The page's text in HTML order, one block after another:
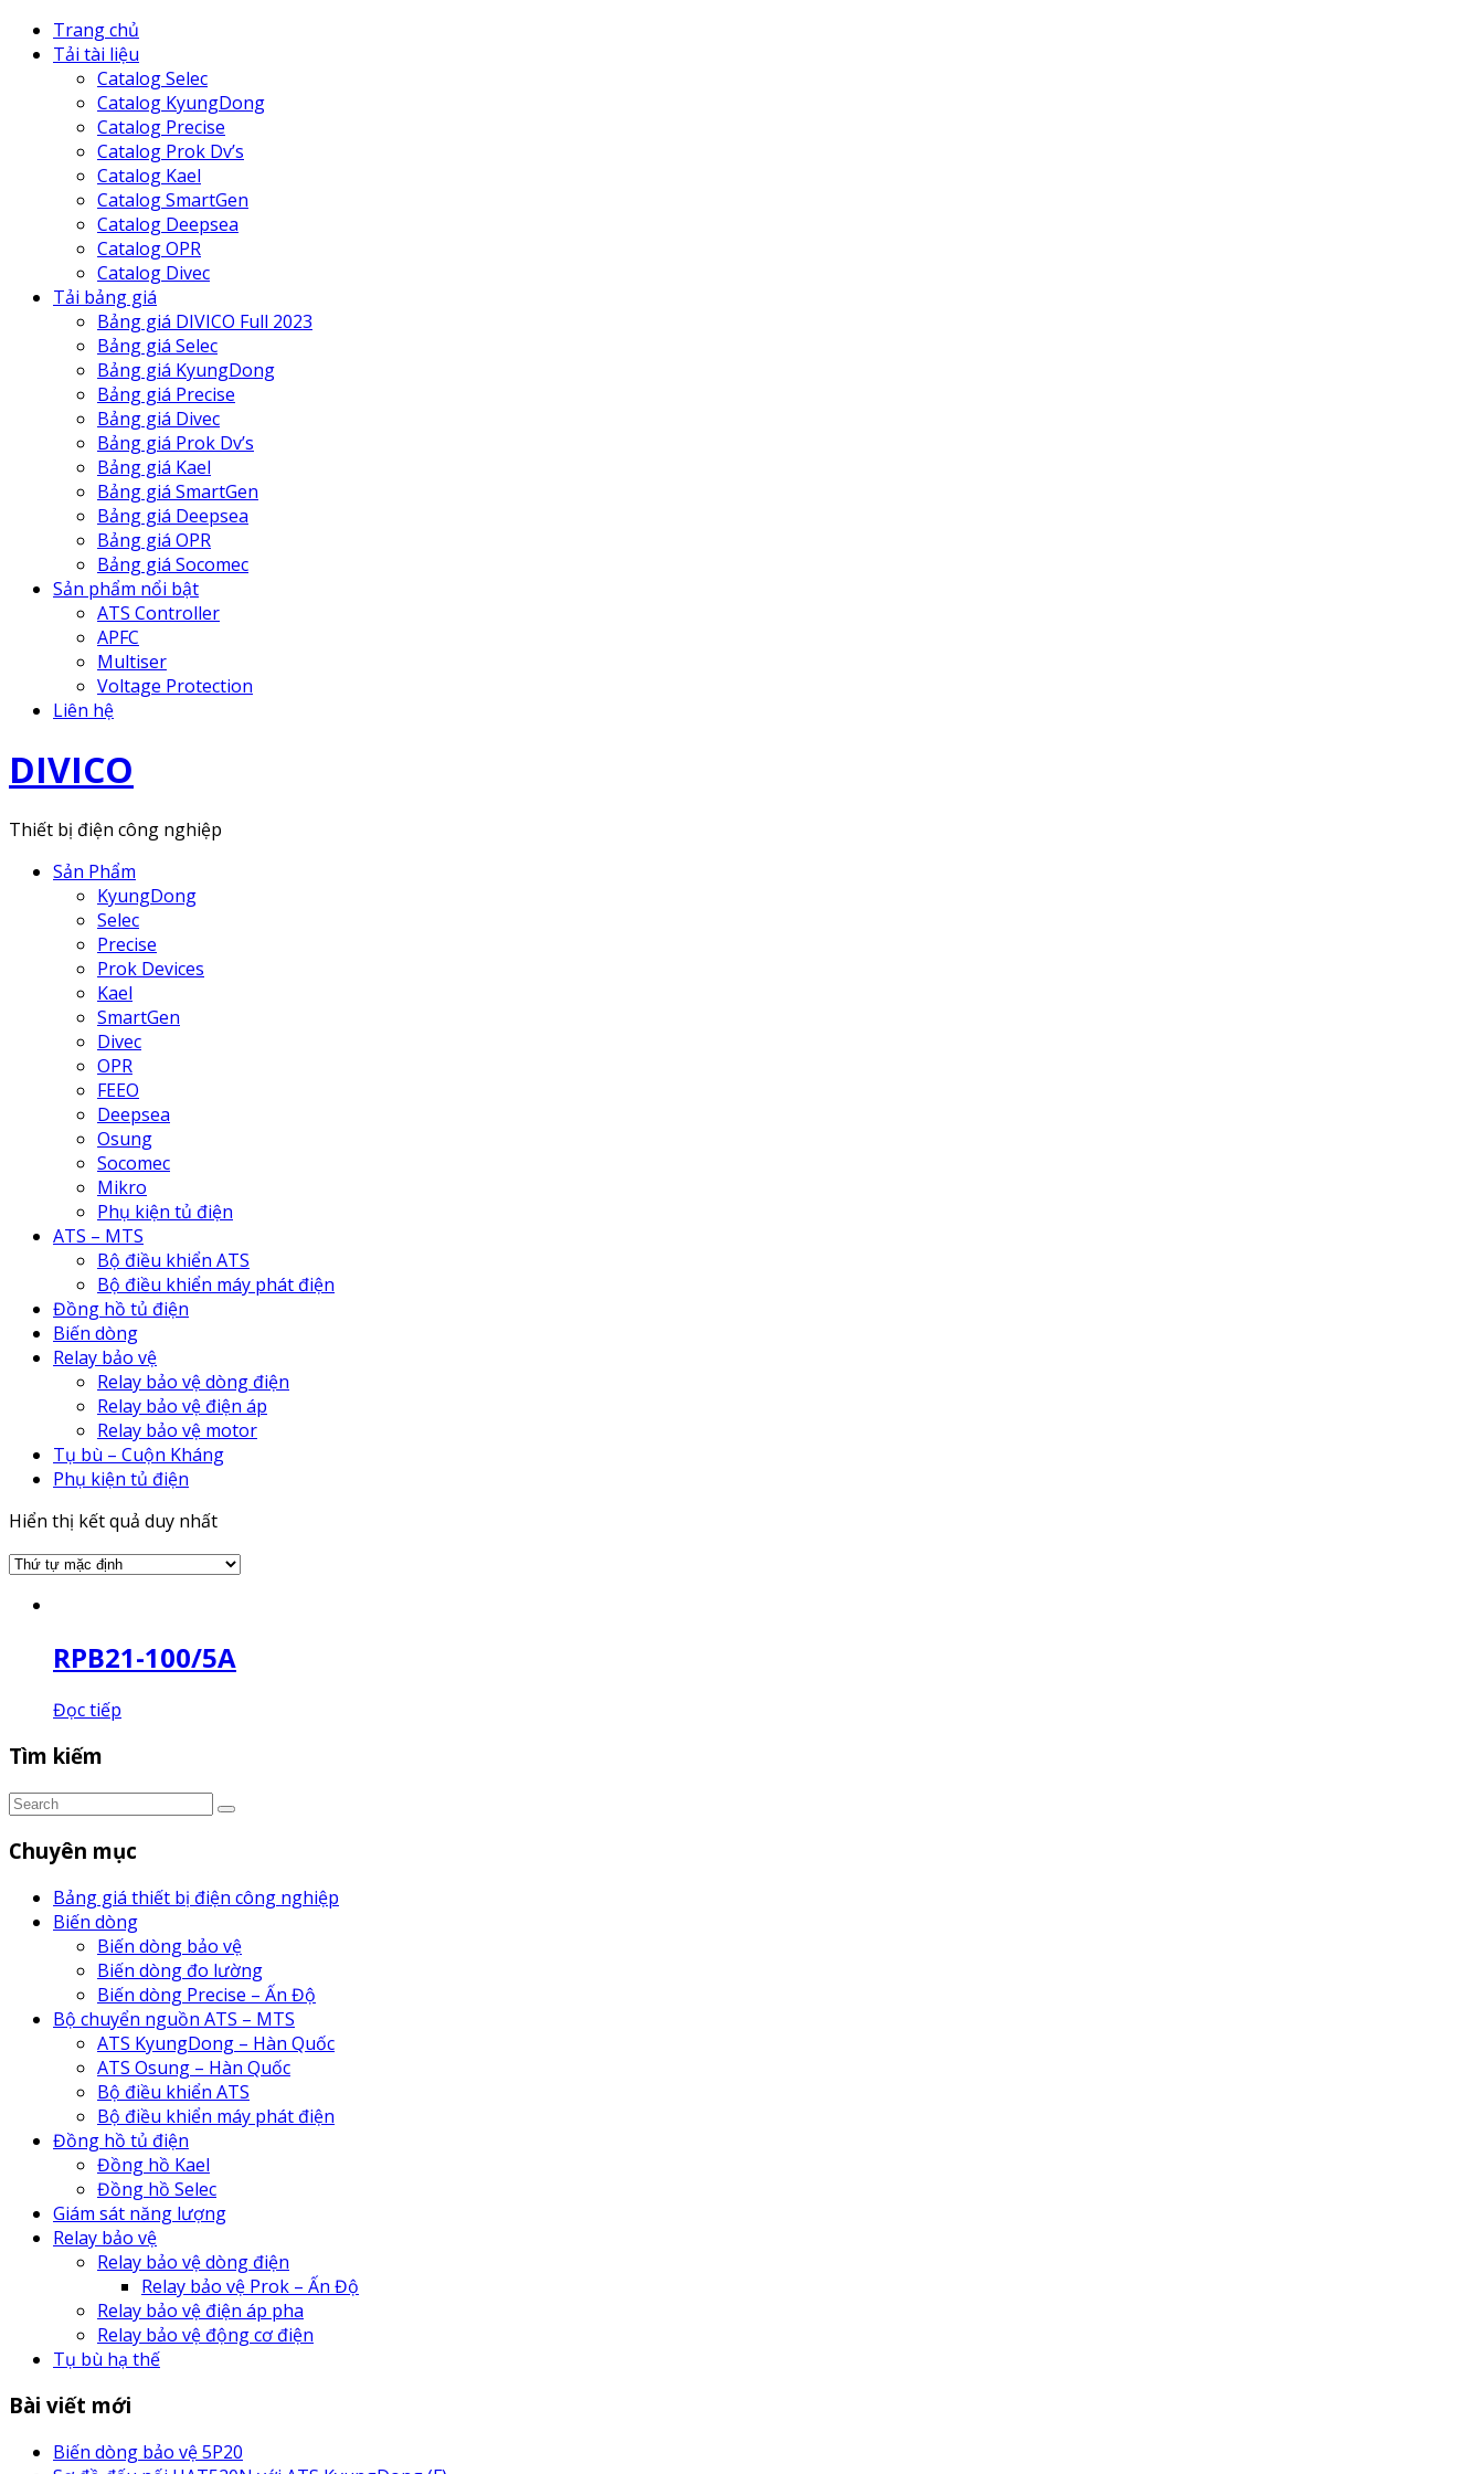
Trang chủ
Tải tài liệu
Catalog Selec
Catalog KyungDong
Catalog Precise
Catalog Prok Dv’s
Catalog Kael
Catalog SmartGen
Catalog Deepsea
Catalog OPR
Catalog Divec
Tải bảng giá
Bảng giá DIVICO Full 2023
Bảng giá Selec
Bảng giá KyungDong
Bảng giá Precise
Bảng giá Divec
Bảng giá Prok Dv’s
Bảng giá Kael
Bảng giá SmartGen
Bảng giá Deepsea
Bảng giá OPR
Bảng giá Socomec
Sản phẩm nổi bật
ATS Controller
APFC
Multiser
Voltage Protection
Liên hệ
DIVICO
Thiết bị điện công nghiệp
Sản Phẩm
KyungDong
Selec
Precise
Prok Devices
Kael
SmartGen
Divec
OPR
FEEO
Deepsea
Osung
Socomec
Mikro
Phụ kiện tủ điện
ATS – MTS
Bộ điều khiển ATS
Bộ điều khiển máy phát điện
Đồng hồ tủ điện
Biến dòng
Relay bảo vệ
Relay bảo vệ dòng điện
Relay bảo vệ điện áp
Relay bảo vệ motor
Tụ bù – Cuộn Kháng
Phụ kiện tủ điện
Hiển thị kết quả duy nhất
RPB21-100/5A
Đọc tiếp
Tìm kiếm
Chuyên mục
Bảng giá thiết bị điện công nghiệp
Biến dòng
Biến dòng bảo vệ
Biến dòng đo lường
Biến dòng Precise – Ấn Độ
Bộ chuyển nguồn ATS – MTS
ATS KyungDong – Hàn Quốc
ATS Osung – Hàn Quốc
Bộ điều khiển ATS
Bộ điều khiển máy phát điện
Đồng hồ tủ điện
Đồng hồ Kael
Đồng hồ Selec
Giám sát năng lượng
Relay bảo vệ
Relay bảo vệ dòng điện
Relay bảo vệ Prok – Ấn Độ
Relay bảo vệ điện áp pha
Relay bảo vệ động cơ điện
Tụ bù hạ thế
Bài viết mới
Biến dòng bảo vệ 5P20